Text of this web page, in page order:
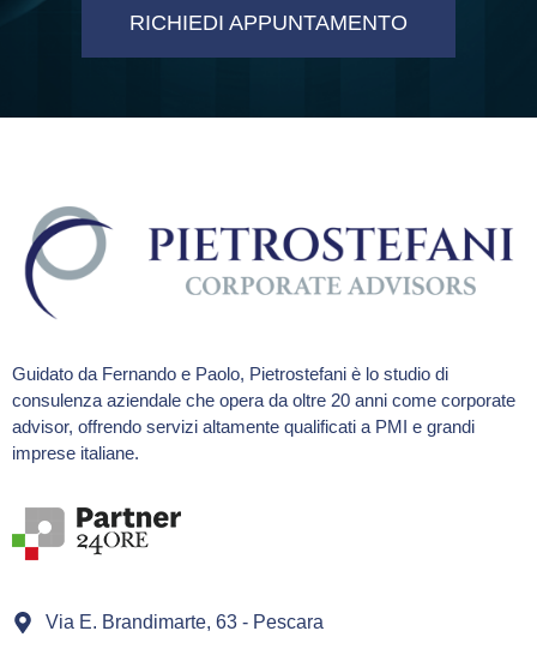
RICHIEDI APPUNTAMENTO
Guidato da Fernando e Paolo, Pietrostefani è lo studio di
consulenza aziendale che opera da oltre 20 anni come corporate
advisor, offrendo servizi altamente qualificati a PMI e grandi
imprese italiane.
Via E. Brandimarte, 63 - Pescara